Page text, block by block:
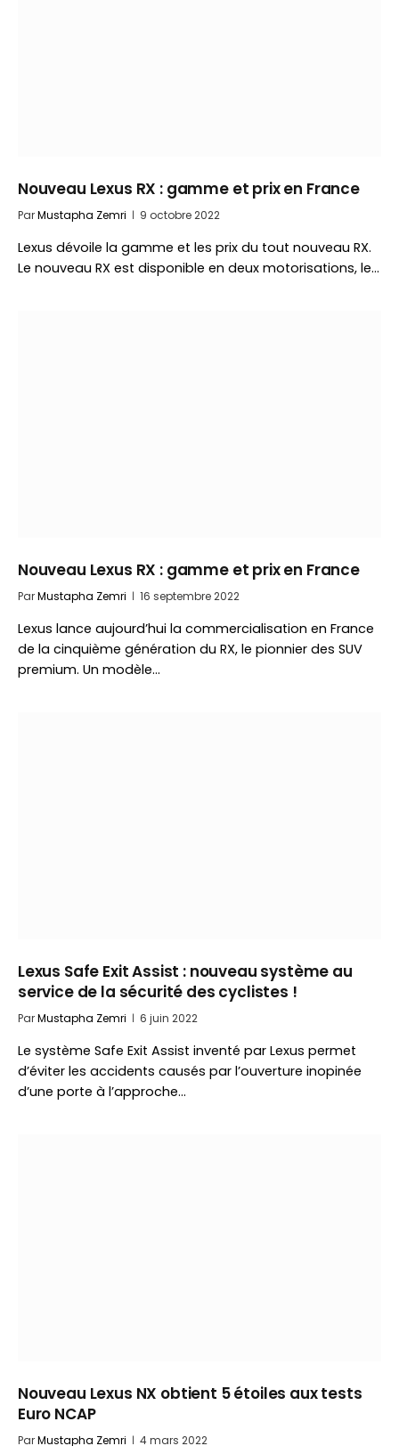
Nouveau Lexus RX : gamme et prix en France
ParMustapha Zemri 9 octobre 2022
Lexus dévoile la gamme et les prix du tout nouveau RX.
Le nouveau RX est disponible en deux motorisations, le…
Nouveau Lexus RX : gamme et prix en France
ParMustapha Zemri 16 septembre 2022
Lexus lance aujourd’hui la commercialisation en France
de la cinquième génération du RX, le pionnier des SUV
premium. Un modèle…
Lexus Safe Exit Assist : nouveau système au
service de la sécurité des cyclistes !
ParMustapha Zemri 6 juin 2022
Le système Safe Exit Assist inventé par Lexus permet
d’éviter les accidents causés par l’ouverture inopinée
d’une porte à l’approche…
Nouveau Lexus NX obtient 5 étoiles aux tests
Euro NCAP
ParMustapha Zemri 4 mars 2022